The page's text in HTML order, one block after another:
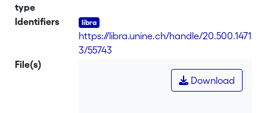
type
Identifiers
https://libra.unine.ch/handle/20.500.1471
3/55743
File(s)
Download